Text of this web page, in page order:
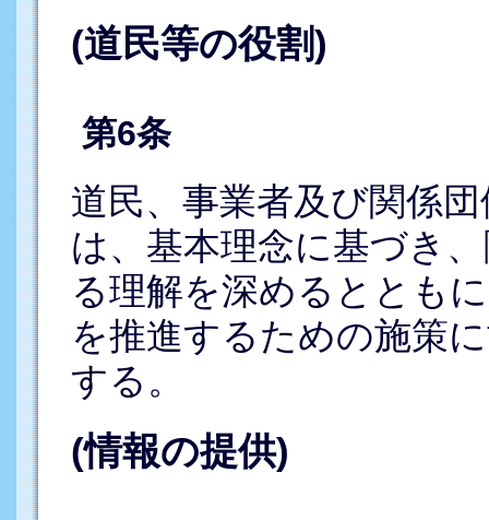
(道民等の役割)
第6条
道民、事業者及び関係
は、基本理念に基づき
る理解を深めるととも
を推進するための施策
する。
(情報の提供)